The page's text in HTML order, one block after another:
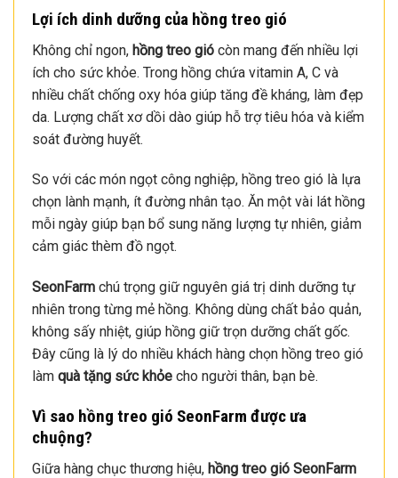
Lợi ích dinh dưỡng của hồng treo gió
Không chỉ ngon, hồng treo gió còn mang đến nhiều lợi
ích cho sức khỏe. Trong hồng chứa vitamin A, C và
nhiều chất chống oxy hóa giúp tăng đề kháng, làm đẹp
da. Lượng chất xơ dồi dào giúp hỗ trợ tiêu hóa và kiểm
soát đường huyết.
So với các món ngọt công nghiệp, hồng treo gió là lựa
chọn lành mạnh, ít đường nhân tạo. Ăn một vài lát hồng
mỗi ngày giúp bạn bổ sung năng lượng tự nhiên, giảm
cảm giác thèm đồ ngọt.
SeonFarm chú trọng giữ nguyên giá trị dinh dưỡng tự
nhiên trong từng mẻ hồng. Không dùng chất bảo quản,
không sấy nhiệt, giúp hồng giữ trọn dưỡng chất gốc.
Đây cũng là lý do nhiều khách hàng chọn hồng treo gió
làm quà tặng sức khỏe cho người thân, bạn bè.
Vì sao hồng treo gió SeonFarm được ưa
chuộng?
Giữa hàng chục thương hiệu, hồng treo gió SeonFarm